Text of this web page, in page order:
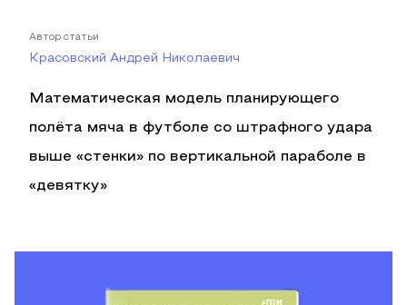
Автор статьи
Красовский Андрей Николаевич
Математическая модель планирующего
полёта мяча в футболе со штрафного удара
выше «стенки» по вертикальной параболе в
«девятку»